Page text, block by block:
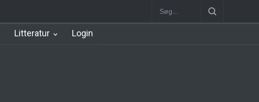
Nørrebro B Station [1886-1930] Nørrebro A Station
Litteratur Login